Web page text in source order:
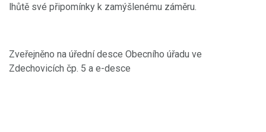
lhůtě své připomínky k zamýšlenému záměru.
Zveřejněno na úřední desce Obecního úřadu ve
Zdechovicích čp. 5 a e-desce